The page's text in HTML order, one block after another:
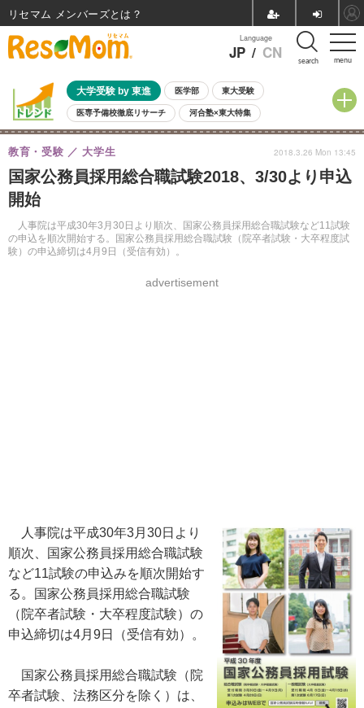
menu
Language
JP / CN search
大学受験 by 東進 医学部 東大受験
医専予備校徹底リサーチ 河合塾×東大特集
親子で考える大学選び 高校受験 中学受験 小学校受験
共通テスト 夏休み
8月開催イベント・WS 全国公立高校 過去問 人気記事
自由研究教材（小学生向け）
国家公務員採用総合職試験2018、3/30より申込
開始
人事院は平成30年3月30日より順次、国家公務員採用総合職試験など11試験
の申込を順次開始する。国家公務員採用総合職試験（院卒者試験・大卒程度試
験）の申込締切は4月9日（受信有効）。
教育・受験 大学生
advertisement
2018.3.26 Mon 13:45
人事院は平成30年3月30日より
順次、国家公務員採用総合職試験
など11試験の申込みを順次開始す
る。国家公務員採用総合職試験
（院卒者試験・大卒程度試験）の
申込締切は4月9日（受信有効）。
国家公務員採用総合職試験（院
卒者試験、法務区分を除く）は、
リセマム メンバーズ